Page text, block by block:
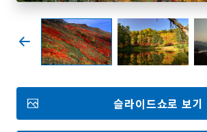
즐겨찾기
Face
book
Insta
gram
YouT
ube
Insta
gram
포토갤러리
영상갤러리
팸플릿
슬라이드쇼로 보기